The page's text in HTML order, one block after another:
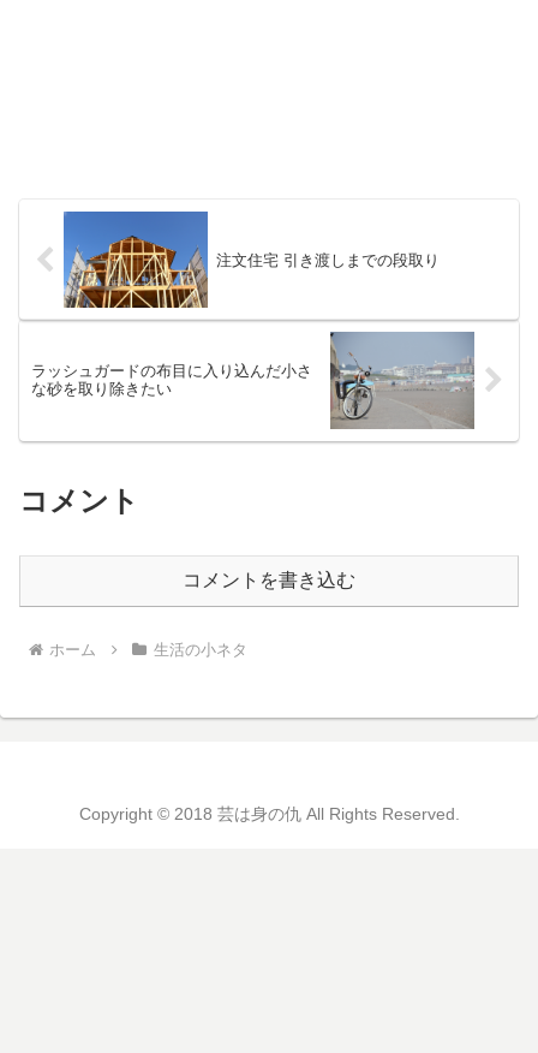
注文住宅 引き渡しまでの段取り
ラッシュガードの布目に入り込んだ小さ
な砂を取り除きたい
コメント
コメントを書き込む
ホーム 生活の小ネタ
Copyright © 2018 芸は身の仇 All Rights Reserved.